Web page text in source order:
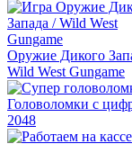
Оружие Дикого
Wild West Gungame
Головоломки с
2048